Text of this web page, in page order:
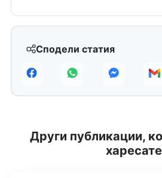
Сподели статия
Други публикации,
харесате